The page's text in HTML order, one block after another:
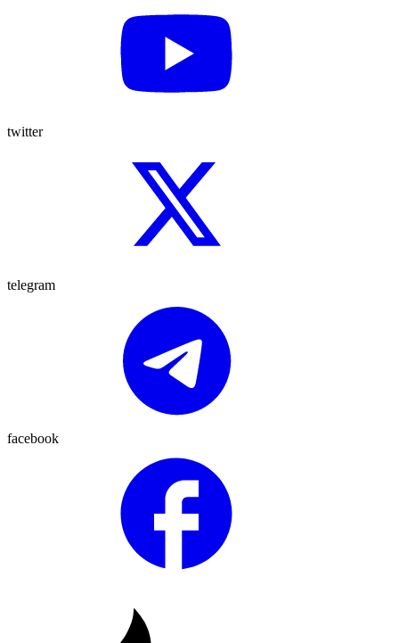
twitter
telegram
facebook